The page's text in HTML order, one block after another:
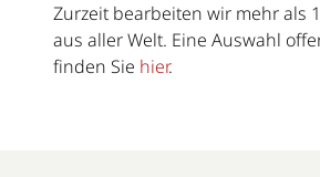
Zurzeit bearbeiten wir mehr als
aus aller Welt. Eine Auswahl
finden Sie hier.